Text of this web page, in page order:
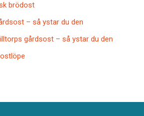
brödost
– så ystar du den
gårdsost – så ystar du den